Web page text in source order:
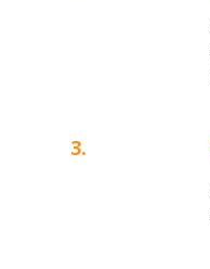
3.